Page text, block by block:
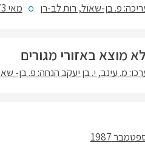
פ. בן-שאול, רות לב-רן מאי 1973
מוצא באזורי מגורים
מ. עינב, י. בן יעקב הנחה: פ. בן-
1987